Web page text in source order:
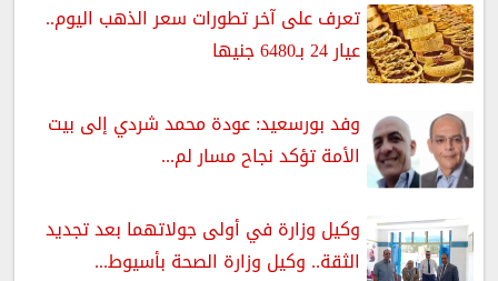
تعرف على آخر تطورات سعر الذهب اليوم..
عيار 24 بـ6480 جنيها
وفد بورسعيد: عودة محمد شردي إلى بيت
الأمة تؤكد نجاح مسار لم...
وكيل وزارة في أولى جولاتهما بعد تجديد
الثقة.. وكيل وزارة الصحة بأسيوط...